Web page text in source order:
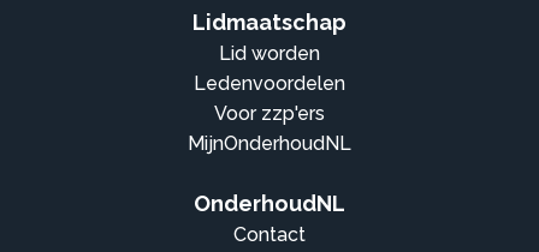
Lidmaatschap
Lid worden
Ledenvoordelen
Voor zzp'ers
MijnOnderhoudNL
OnderhoudNL
Contact